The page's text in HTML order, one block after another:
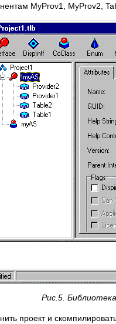
MyProv1, MyProv2,
Рис.5.
проект и